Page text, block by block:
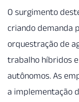
O surgimento
criando demanda
orquestração de
trabalho híbridos
autônomos. As
a implementação